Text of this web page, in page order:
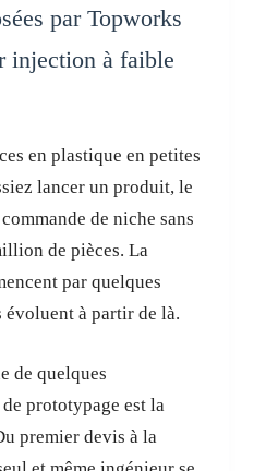
par Topworks
injection à faible
en plastique en petites
lancer un produit, le
de niche sans
de pièces. La
par quelques
évoluent à partir de là.
de quelques
prototypage est la
premier devis à la